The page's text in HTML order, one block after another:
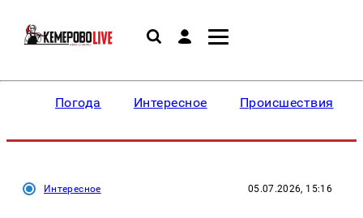
Погода Интересное Происшествия
Интересное 05.07.2026, 15:16